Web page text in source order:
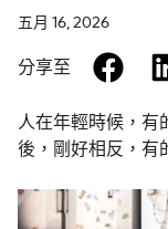
五月 16, 2026
分享至
人在年輕時候，有
後，剛好相反，有